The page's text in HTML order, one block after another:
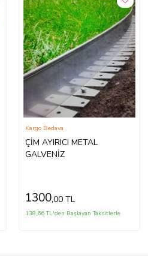
ÇİM AYIRICI METAL
GALVENİZ
Kargo Bedava
1300,00 TL
138,66 TL'den Başlayan Taksitlerle